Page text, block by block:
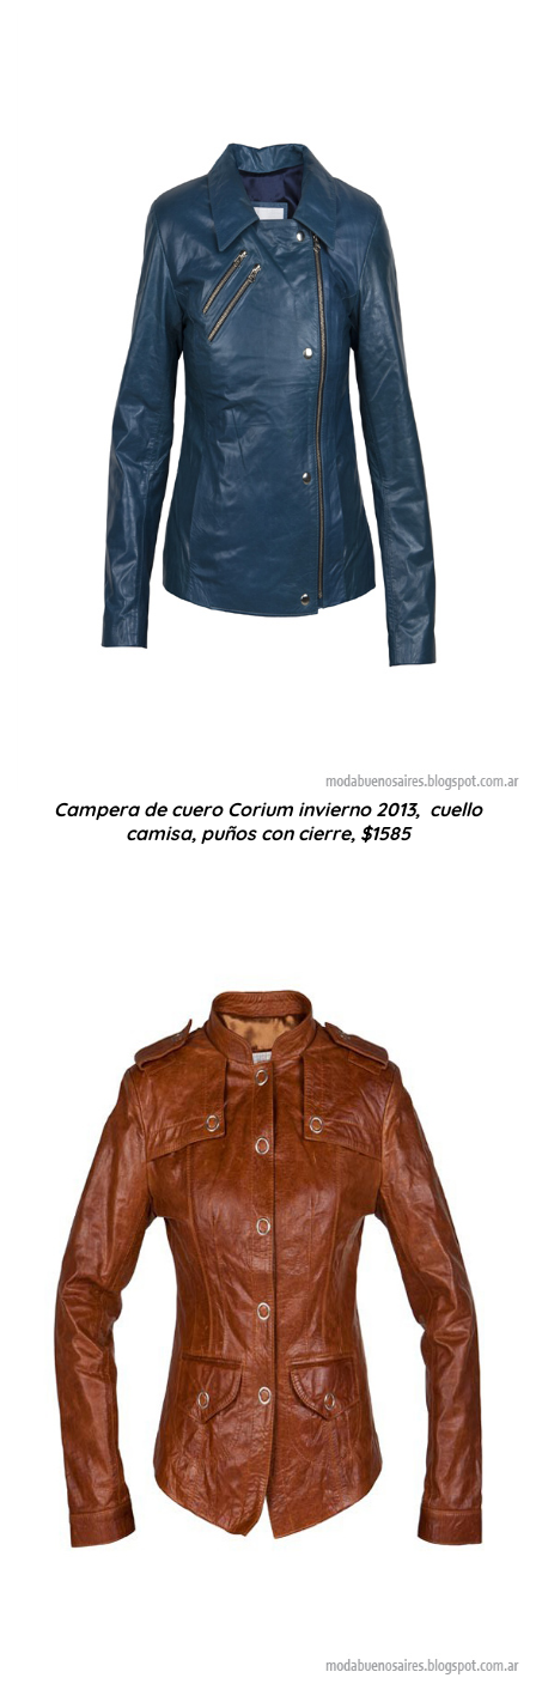
Campera de cuero Corium invierno 2013, cuello
camisa, puños con cierre, $1585